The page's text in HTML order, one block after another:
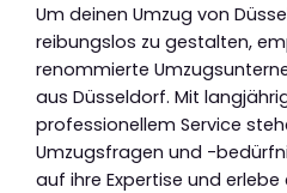
Um deinen Umzug von
reibungslos zu gestalten,
renommierte
aus Düsseldorf. Mit
professionellem Service
Umzugsfragen und -
auf ihre Expertise und